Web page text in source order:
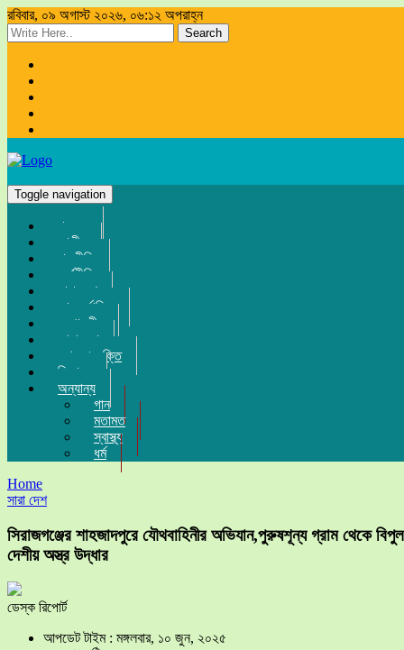
রবিবার, ০৯ অগাস্ট ২০২৬, ০৬:১২ অপরাহ্ন
Search
Toggle navigation
প্রচ্ছদ
জাতীয়
রাজনীতি
অর্থনীতি
সারা দেশ
আন্তর্জাতিক
সম্পাদকীয়
খেলা-ধুলা
তথ্য-প্রযুক্তি
বিনোদন
অন্যান্য
গান
মতামত
স্বাস্থ্য
ধর্ম
Home
সারা দেশ
সিরাজগঞ্জের শাহজাদপুরে যৌথবাহিনীর অভিযান,পুরুষশূন্য গ্রাম থেকে বিপুল
দেশীয় অস্ত্র উদ্ধার
ডেস্ক রিপোর্ট
আপডেট টাইম : মঙ্গলবার, ১০ জুন, ২০২৫